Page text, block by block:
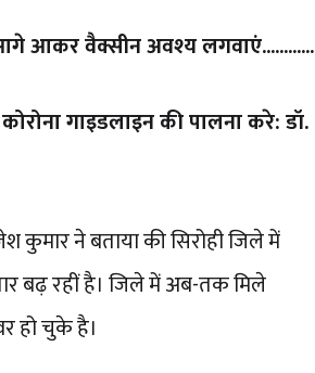
आकर वैक्सीन अवश्य लगवाएं............
गाइडलाइन की पालना करे: डॉ.
कुमार ने बताया की सिरोही जिले में
बढ़ रहीं है। जिले में अब-तक मिले
हो चुके है।